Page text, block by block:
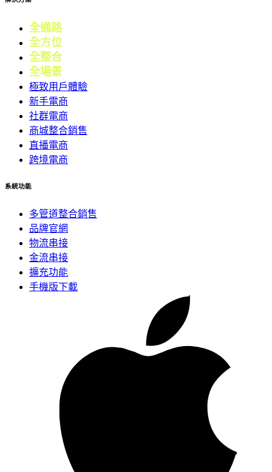
全通路電商
全方位零售
全整合行銷
全場景
極致用戶體驗
新手電商
社群電商
商城整合銷售
直播電商
跨境電商
系統功能
多管道整合銷售
品牌官網
物流串接
金流串接
擴充功能
手機版下載